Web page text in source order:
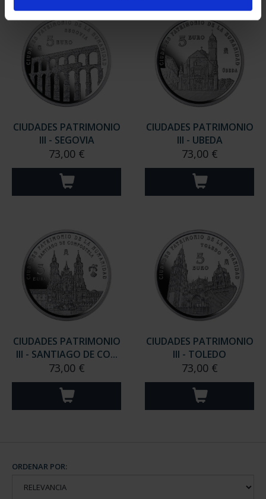
CIUDADES PATRIMONIO
III - SEGOVIA
73,00 €
CIUDADES PATRIMONIO
III - UBEDA
73,00 €
CIUDADES PATRIMONIO
III - SANTIAGO DE CO...
73,00 €
CIUDADES PATRIMONIO
III - TOLEDO
73,00 €
ORDENAR POR: